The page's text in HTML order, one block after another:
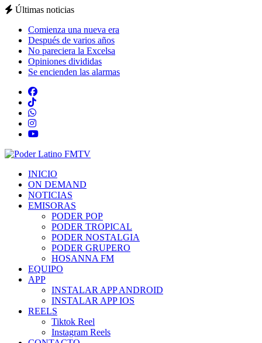
Últimas noticias
Comienza una nueva era
Después de varios años
No pareciera la Excelsa
Opiniones divididas
Se encienden las alarmas
INICIO
ON DEMAND
NOTICIAS
EMISORAS
PODER POP
PODER TROPICAL
PODER NOSTALGIA
PODER GRUPERO
HOSANNA FM
EQUIPO
APP
INSTALAR APP ANDROID
INSTALAR APP IOS
REELS
Tiktok Reel
Instagram Reels